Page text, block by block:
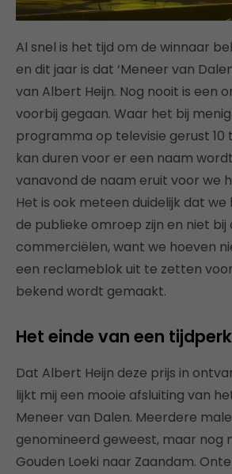
Al snel is het tijd om de winnaar
en dit jaar is dat ‘Meneer van
van Albert Heijn. Nog nooit is een
voorbij gegaan. Waar het bij
programma op televisie gerust 10
kan duren voor er een naam
vanavond de naam eruit voor we
Het is ook meteen duidelijk dat we
de publieke omroep zijn en niet bij
commerciëlen, want we hoeven
een reclameblok uit te zetten
bekend wordt gemaakt.
Het einde van een tijdperk
Dat Albert Heijn deze prijs in
lijkt mij een mooie afsluiting van
Meneer van Dalen. Meerdere
genomineerd geweest, maar nog
Gouden Loeki naar Zaandam.